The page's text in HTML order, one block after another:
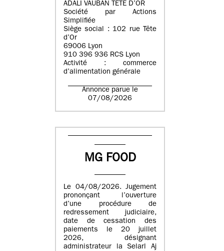
ADALI VAUBAN TETE D’OR
Société par Actions
Simplifiée
Siège social : 102 rue Tête
d’Or
69006 Lyon
910 396 936 RCS Lyon
Activité : commerce
d’alimentation générale
Annonce parue le
07/08/2026
MG FOOD
Le 04/08/2026. Jugement
prononçant l’ouverture
d’une procédure de
redressement judiciaire,
date de cessation des
paiements le 20 juillet
2026, désignant
administrateur la Selarl Aj